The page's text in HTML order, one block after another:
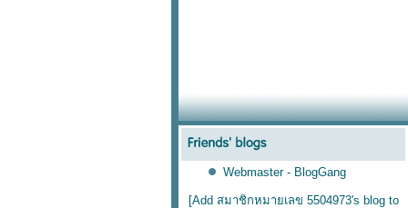
Webmaster - BlogGang
[Add สมาชิกหมายเลข 5504973's blog to